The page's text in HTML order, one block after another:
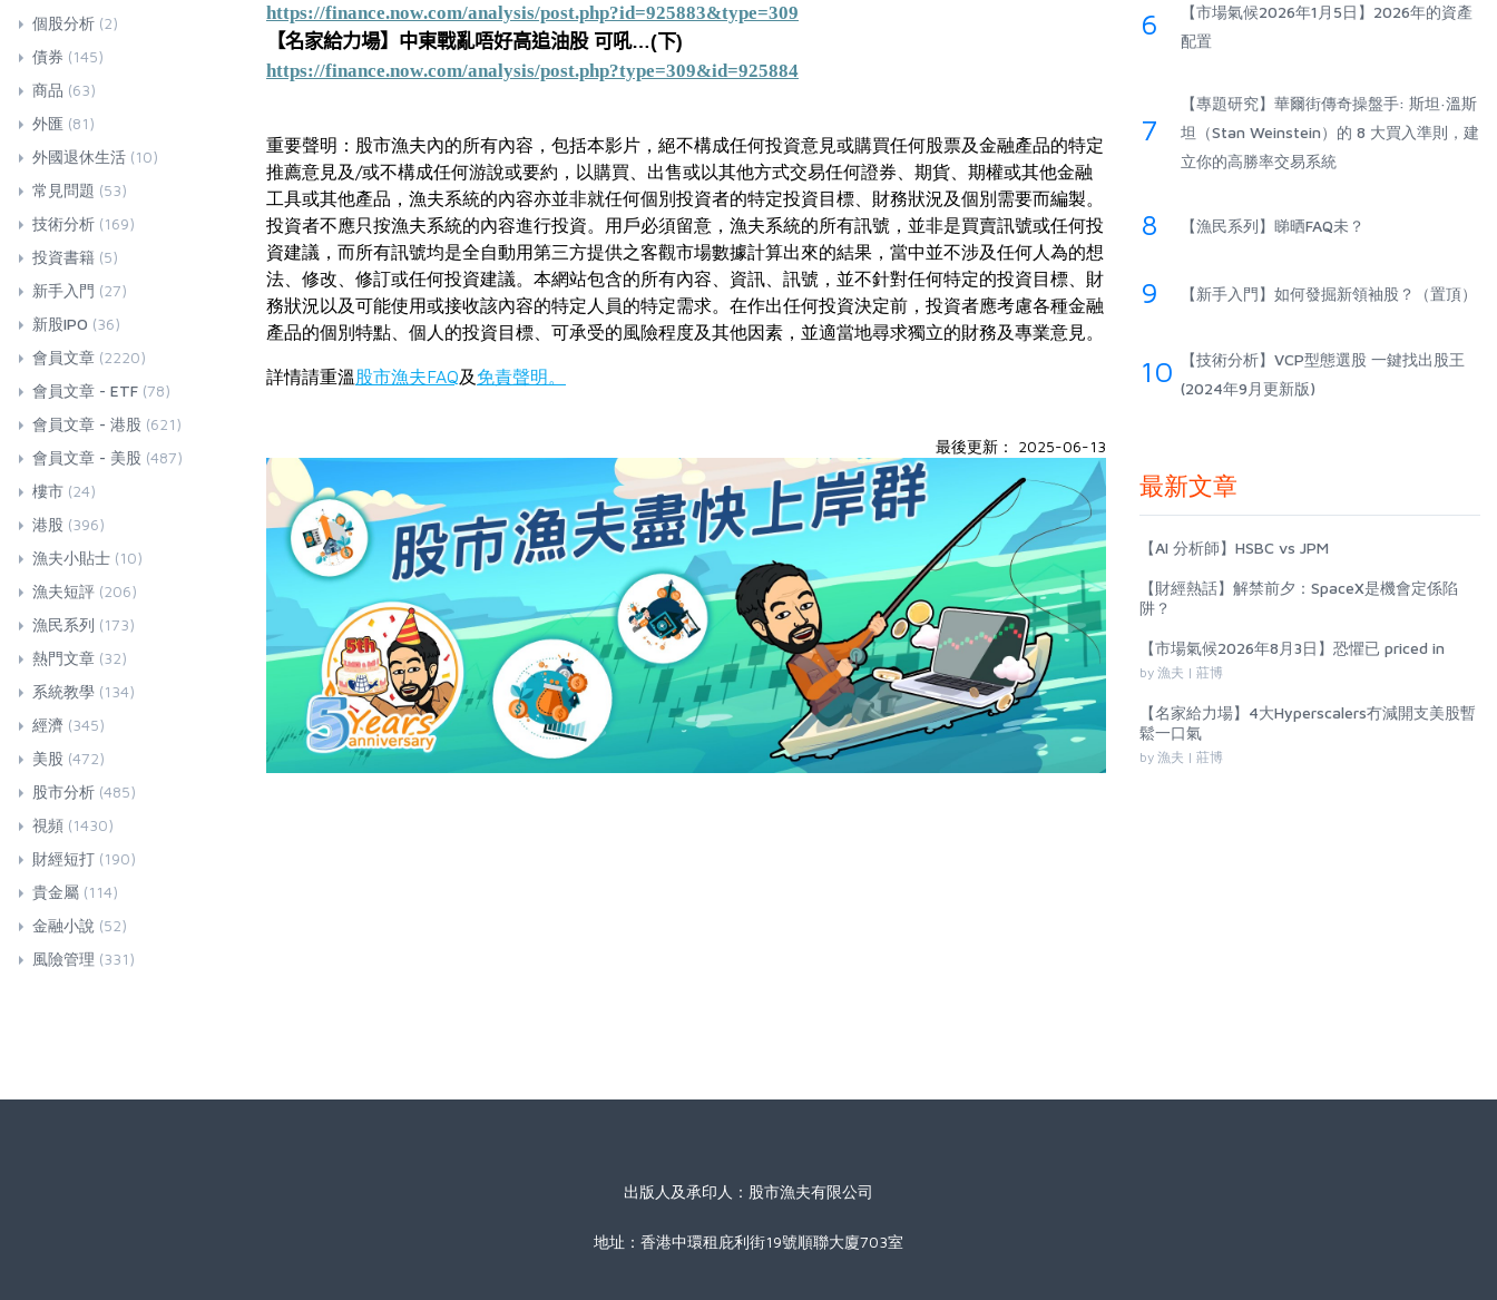
https://finance.now.com/analysis/post.php?id=925883&type=309
【名家給力場】中東戰亂唔好高追油股 可吼…(下)
https://finance.now.com/analysis/post.php?type=309&id=925884
重要聲明：股市漁夫內的所有內容，包括本影片，絕不構成任何投資意見或購買任何股票及金融產品的特定
推薦意見及/或不構成任何游說或要約，以購買、出售或以其他方式交易任何證券、期貨、期權或其他金融
工具或其他產品，漁夫系統的內容亦並非就任何個別投資者的特定投資目標、財務狀況及個別需要而編製。
投資者不應只按漁夫系統的內容進行投資。用戶必須留意，漁夫系統的所有訊號，並非是買賣訊號或任何投
資建議，而所有訊號均是全自動用第三方提供之客觀市場數據計算出來的結果，當中並不涉及任何人為的想
法、修改、修訂或任何投資建議。本網站包含的所有內容、資訊、訊號，並不針對任何特定的投資目標、財
務狀況以及可能使用或接收該內容的特定人員的特定需求。在作出任何投資決定前，投資者應考慮各種金融
產品的個別特點、個人的投資目標、可承受的風險程度及其他因素，並適當地尋求獨立的財務及專業意見。
詳情請重溫 股市漁夫FAQ及 免責聲明。
最後更新： 2025-06-13
6
【市場氣候2026年1月5日】2026年的資產
配置
7
【專題研究】華爾街傳奇操盤手: 斯坦·溫斯
坦（Stan Weinstein）的 8 大買入準則，建
立你的高勝率交易系統
8 【漁民系列】睇晒FAQ未？
9 【新手入門】如何發掘新領袖股？（置頂）
10
【技術分析】VCP型態選股 一鍵找出股王
(2024年9月更新版)
最新文章
【AI 分析師】HSBC vs JPM
【財經熱話】解禁前夕：SpaceX是機會定係陷
阱？
【市場氣候2026年8月3日】恐懼已 priced in
by 漁夫 | 莊博
【名家給力場】4大Hyperscalers冇減開支美股暫
鬆一口氣
by 漁夫 | 莊博
個股分析 (2)
債券 (145)
商品 (63)
外匯 (81)
外國退休生活 (10)
常見問題 (53)
技術分析 (169)
投資書籍 (5)
新手入門 (27)
新股IPO (36)
會員文章 (2220)
會員文章 - ETF (78)
會員文章 - 港股 (621)
會員文章 - 美股 (487)
樓市 (24)
港股 (396)
漁夫小貼士 (10)
漁夫短評 (206)
漁民系列 (173)
熱門文章 (32)
系統教學 (134)
經濟 (345)
美股 (472)
股市分析 (485)
視頻 (1430)
財經短打 (190)
貴金屬 (114)
金融小說 (52)
風險管理 (331)
出版人及承印人：股市漁夫有限公司
地址：香港中環租庇利街19號順聯大廈703室